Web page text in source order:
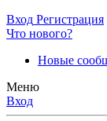
Вход Регистрация
Что нового?
Новые
Меню
Вход